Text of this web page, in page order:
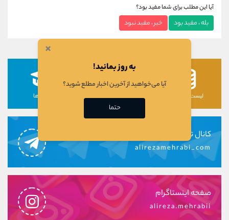
آیا این مطلب برای شما مفید بود؟
بله ، مفید بود خیر ، مفید نبود
لیست رمزارزها لیست سهام ها دوره ها
کانال تلگرام
alirezamehrabi_com
صفحه اینستاگرام
alireza.mehrabii
×
به روز بمانید!
آیا می‌خواهید از آخرین اخبار مطلع شوید؟
حتما